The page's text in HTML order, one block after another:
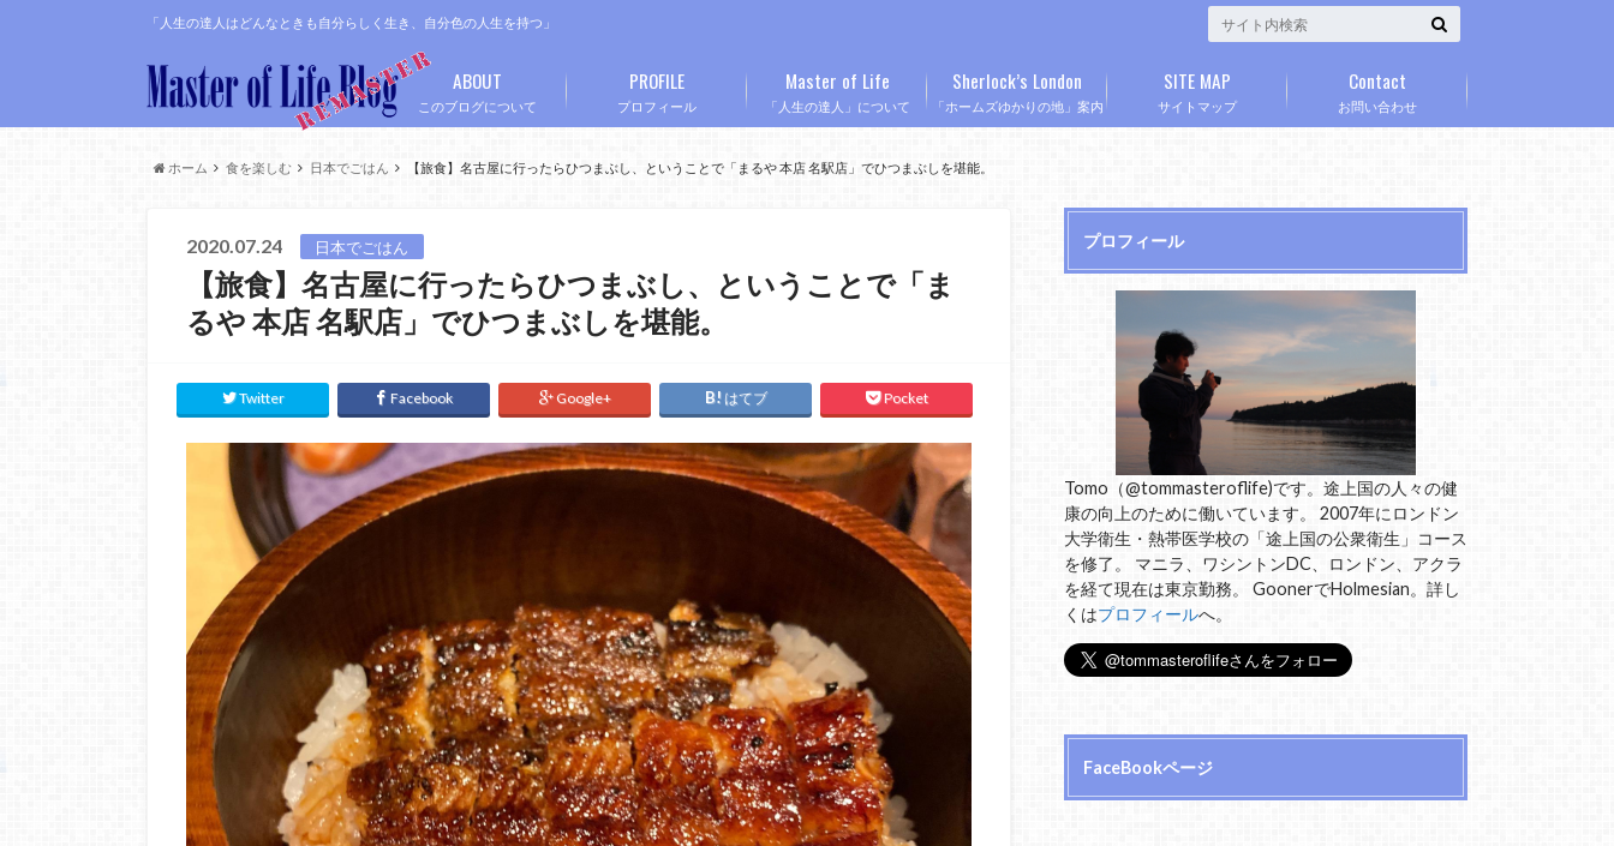
「人生の達人はどんなときも自分らしく生き、自分色の人生を持つ」
このブログについて
ABOUT
プロフィール
PROFILE
「人生の達人」について
Master of Life
「ホームズゆかりの地」案内
Sherlock’s London
サイトマップ
SITE MAP
お問い合わせ
Contact
ホーム 食を楽しむ 日本でごはん 【旅食】名古屋に行ったらひつまぶし、ということで「まるや 本店 名駅店」でひつまぶしを堪能。
2020.07.24 日本でごはん
【旅食】名古屋に行ったらひつまぶし、ということで「ま
るや 本店 名駅店」でひつまぶしを堪能。
Twitter Facebook Google+ はてブ Pocket
プロフィール
Tomo（@tommasteroflife)です。途上国の人々の健
康の向上のために働いています。 2007年にロンドン
大学衛生・熱帯医学校の「途上国の公衆衛生」コース
を修了。 マニラ、ワシントンDC、ロンドン、アクラ
を経て現在は東京勤務。 GoonerでHolmesian。詳し
くはプロフィールへ。
FaceBookページ